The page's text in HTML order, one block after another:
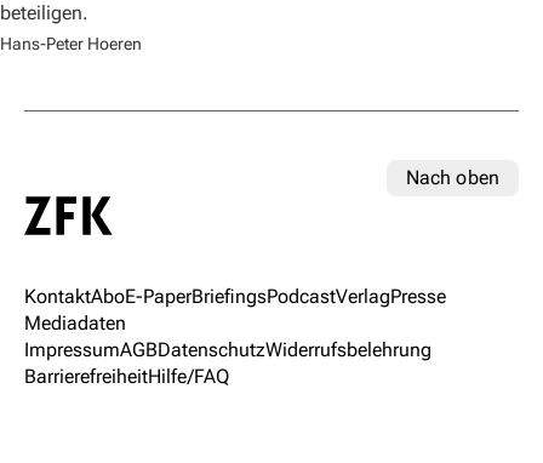
beteiligen.
Hans-Peter Hoeren
Nach oben
KontaktAboE-PaperBriefingsPodcastVerlagPresse
Mediadaten
ImpressumAGBDatenschutzWiderrufsbelehrung
BarrierefreiheitHilfe/FAQ